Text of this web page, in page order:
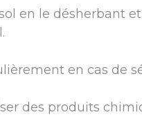
en le désherbant
en cas de
des produits